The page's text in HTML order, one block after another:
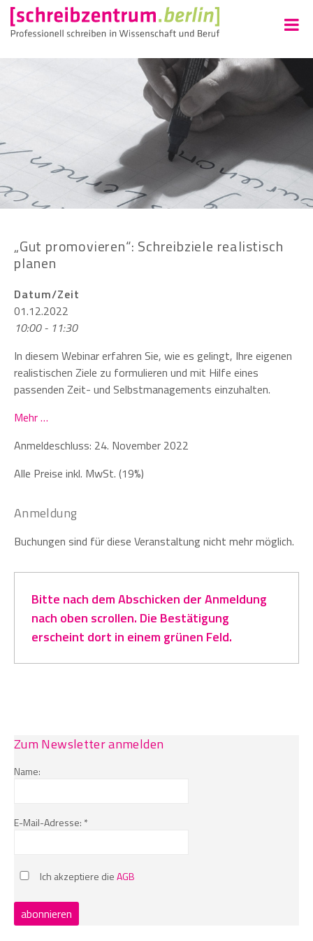
„Gut promovieren“: Schreibziele realistisch
planen
Datum/Zeit
01.12.2022
10:00 - 11:30
In diesem Webinar erfahren Sie, wie es gelingt, Ihre eigenen
realistischen Ziele zu formulieren und mit Hilfe eines
passenden Zeit- und Selbstmanagements einzuhalten.
Mehr …
Anmeldeschluss: 24. November 2022
Alle Preise inkl. MwSt. (19%)
Anmeldung
Buchungen sind für diese Veranstaltung nicht mehr möglich.
Bitte nach dem Abschicken der Anmeldung
nach oben scrollen. Die Bestätigung
erscheint dort in einem grünen Feld.
Zum Newsletter anmelden
Name:
E-Mail-Adresse: *
Ich akzeptiere dieAGB